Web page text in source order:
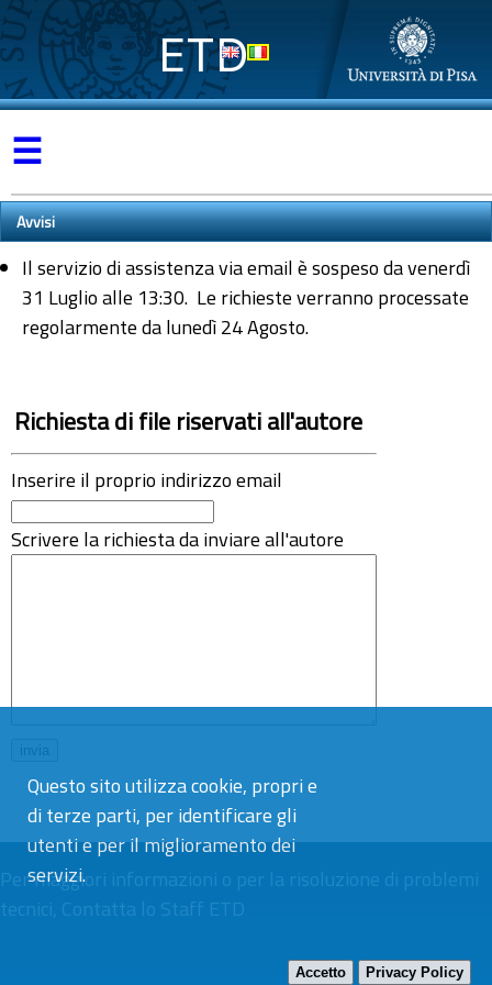
Questo sito utilizza cookie, propri e
di terze parti, per identificare gli
utenti e per il miglioramento dei
servizi.
Accetto Privacy Policy
ETD
☰
Avvisi
Il servizio di assistenza via email è sospeso da venerdì
31 Luglio alle 13:30. Le richieste verranno processate
regolarmente da lunedì 24 Agosto.
Richiesta di file riservati all'autore
Inserire il proprio indirizzo email
Scrivere la richiesta da inviare all'autore
Per maggiori informazioni o per la risoluzione di problemi
tecnici, Contatta lo Staff ETD